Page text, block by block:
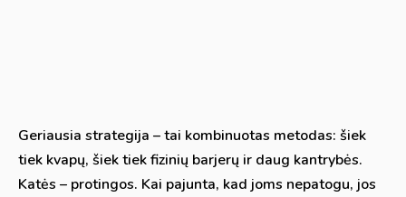
Geriausia strategija – tai kombinuotas metodas: šiek
tiek kvapų, šiek tiek fizinių barjerų ir daug kantrybės.
Katės – protingos. Kai pajunta, kad joms nepatogu, jos